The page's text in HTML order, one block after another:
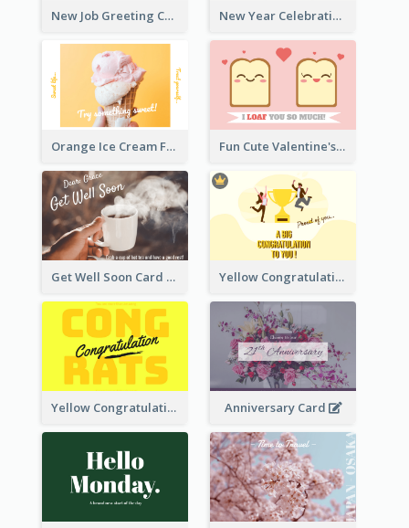
New Job Greeting Card In Dark Colour Tone New Year Celebration Fireworks Greeting Card
Orange Ice Cream Fun Greeting Card Fun Cute Valentine's Day Celebration Card
Get Well Soon Card Yellow Congratulation Greeting Card
Yellow Congratulations Greeting Card Anniversary Card